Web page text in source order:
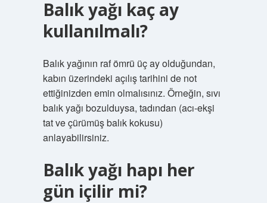
Balık yağı kaç ay
kullanılmalı?
Balık yağının raf ömrü üç ay olduğundan,
kabın üzerindeki açılış tarihini de not
ettiğinizden emin olmalısınız. Örneğin, sıvı
balık yağı bozulduysa, tadından (acı-ekşi
tat ve çürümüş balık kokusu)
anlayabilirsiniz.
Balık yağı hapı her
gün içilir mi?